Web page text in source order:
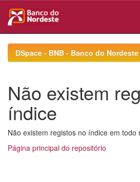
navigationDSpace - BNB - Banco do
Não existem
índice
Não existem registos no índice em todo
Página principal do repositório